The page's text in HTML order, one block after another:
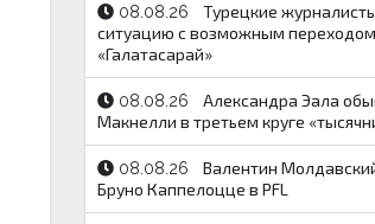
08.08.26
Турецкие
ситуацию с возможным
«Галатасарай»
08.08.26
Александра Эала
Макнелли в третьем круге
08.08.26
Валентин
Бруно Каппелоцце в PFL